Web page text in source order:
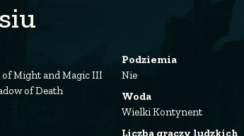
Might and Magic III
of Death
Podziemia
Nie
Woda
Wielki Kontynent
Liczba graczy ludzkich